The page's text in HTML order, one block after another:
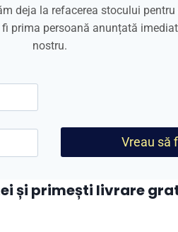
deja la refacerea stocului
prima persoană anunțată
nostru.
Vreau să
și primești livrare